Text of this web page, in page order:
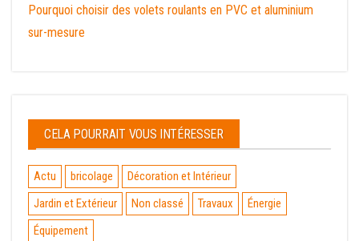
Pourquoi choisir des volets roulants en PVC et aluminium
sur-mesure
CELA POURRAIT VOUS INTÉRESSER
Actu bricolage
Décoration et Intérieur
Jardin et Extérieur
Non classé Travaux
Énergie
Équipement